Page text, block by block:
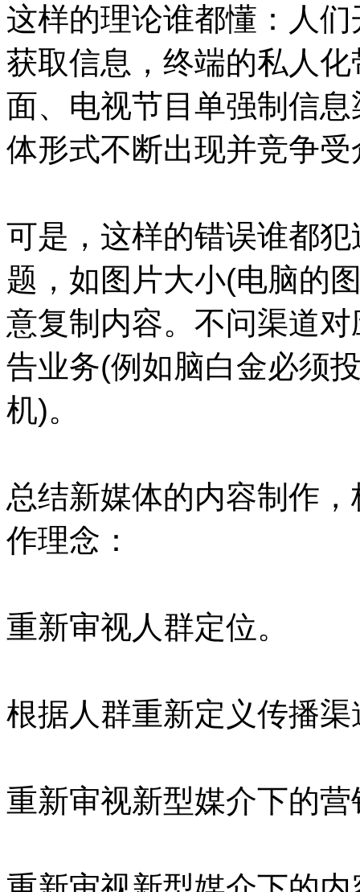
这样的理论谁都懂：人
获取信息，终端的私人
面、电视节目单强制信
体形式不断出现并竞争
可是，这样的错误谁都
题，如图片大小(电脑的
意复制内容。不问渠道
告业务(例如脑白金必须
机)。
总结新媒体的内容制作
作理念：
重新审视人群定位。
根据人群重新定义传播
重新审视新型媒介下的